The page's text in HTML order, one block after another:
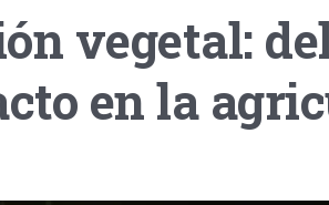
vegetal:
en la